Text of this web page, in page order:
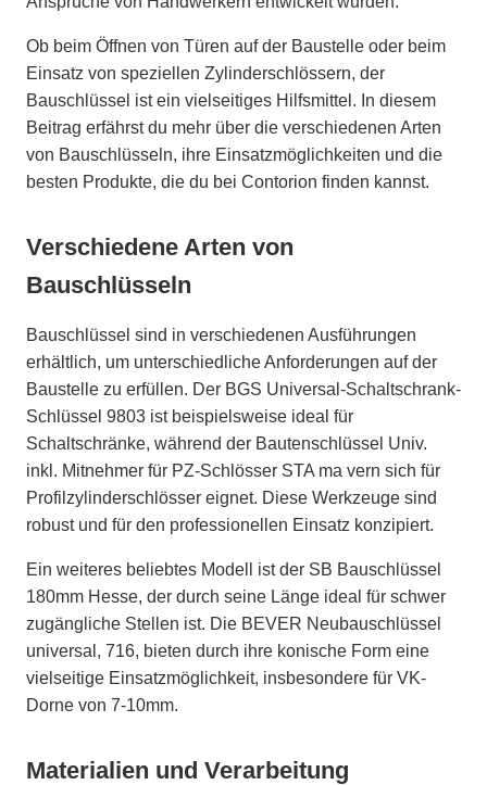
Ob beim Öffnen von Türen auf der Baustelle oder beim
Einsatz von speziellen Zylinderschlössern, der
Bauschlüssel ist ein vielseitiges Hilfsmittel. In diesem
Beitrag erfährst du mehr über die verschiedenen Arten
von Bauschlüsseln, ihre Einsatzmöglichkeiten und die
besten Produkte, die du bei Contorion finden kannst.
Verschiedene Arten von
Bauschlüsseln
Bauschlüssel sind in verschiedenen Ausführungen
erhältlich, um unterschiedliche Anforderungen auf der
Baustelle zu erfüllen. Der BGS Universal-Schaltschrank-
Schlüssel 9803 ist beispielsweise ideal für
Schaltschränke, während der Bautenschlüssel Univ.
inkl. Mitnehmer für PZ-Schlösser STA ma vern sich für
Profilzylinderschlösser eignet. Diese Werkzeuge sind
robust und für den professionellen Einsatz konzipiert.
Ein weiteres beliebtes Modell ist der SB Bauschlüssel
180mm Hesse, der durch seine Länge ideal für schwer
zugängliche Stellen ist. Die BEVER Neubauschlüssel
universal, 716, bieten durch ihre konische Form eine
vielseitige Einsatzmöglichkeit, insbesondere für VK-
Dorne von 7-10mm.
Materialien und Verarbeitung